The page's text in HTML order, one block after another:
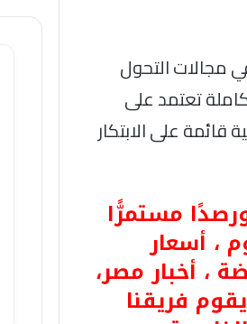
مجالات التحول
تعتمد على
قائمة على الابتكار
مستمرًّا
، أسعار
، أخبار مصر،
فريقنا